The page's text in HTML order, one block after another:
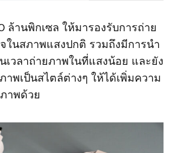
ล้านพิกเซล ให้มารองรับการถ่าย
ในสภาพแสงปกติ รวมถึงมีการนำ
เวลาถ่ายภาพในที่แสงน้อย และยัง
าพเป็นสไตล์ต่างๆ ให้ได้เพิ่มความ
าพด้วย